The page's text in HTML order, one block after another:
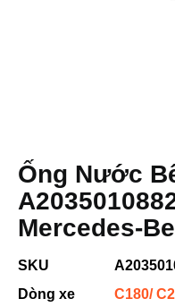
Ống Nước
Mercedes-
SKU
Dòng xe
C180/